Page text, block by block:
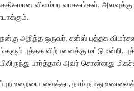
விளம்பர வாசகங்கள்,
அறிந்த ஒருவர், சன்ஸ் புத்தக
புத்தக விற்பனைக்கு மட்டுமன்றி,
பார்த்தால் அவர் சொன்னது
உறையை வைத்தா, நாம் நமது